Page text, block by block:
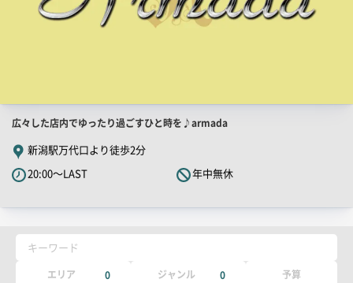
店
舗
PR
キ
チ
広々した店内でゆったり過ごすひと時を♪armada
新潟駅万代口より徒歩2分
20:00～LAST
年中無休
キーワード
エリア 0 ジャンル 0 予算